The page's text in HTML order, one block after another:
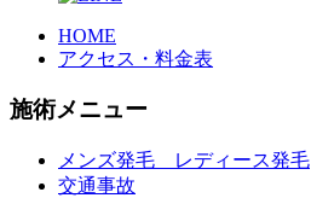
HOME
アクセス・料金表
施術メニュー
メンズ発毛 レディース発毛
交通事故